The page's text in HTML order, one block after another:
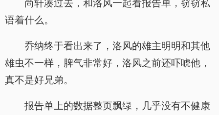
尚轩凑过去，和洛风一起看报告单，窃窃私
语着什么。
乔纳终于看出来了，洛风的雄主明明和其他
雄虫不一样，脾气非常好，洛风之前还吓唬他，
真不是好兄弟。
报告单上的数据整页飘绿，几乎没有不健康